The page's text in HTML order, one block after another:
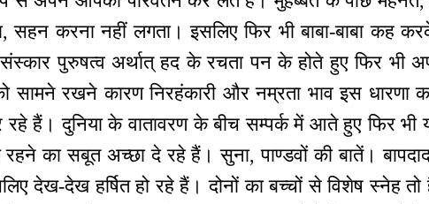
करना नहीं लगता। इसलिए फिर भी बाबा-बाबा कह
पुरुषत्व अर्थात् हद के रचता पन के होते हुए फिर भी
सामने रखने कारण निरहंकारी और नम्रता भाव इस धारणा
हैं। दुनिया के वातावरण के बीच सम्पर्क में आते हुए फिर भी
का सबूत अच्छा दे रहे हैं। सुना, पाण्डवों की बातें।
देख-देख हर्षित हो रहे हैं। दोनों का बच्चों से विशेष स्नेह तो